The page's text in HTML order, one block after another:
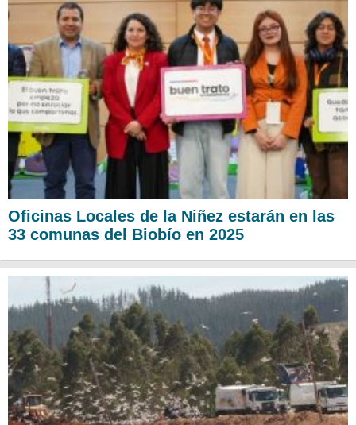
Oficinas Locales de la Niñez estarán en las
33 comunas del Biobío en 2025